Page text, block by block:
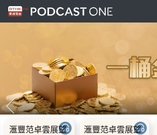
滙豐范卓雲展望
滙豐范卓雲展望